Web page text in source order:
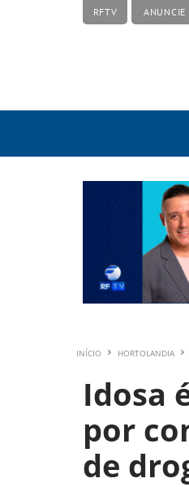
RFTV ANUNCIE
INÍCIO HORTOLANDIA
Idosa
por
de